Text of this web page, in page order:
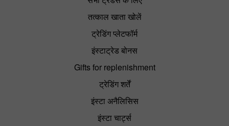
तत्काल खाता खोलें
ट्रेडिंग प्लेटफॉर्म
इंस्टाट्रेड बोनस
Gifts for replenishment
ट्रेडिंग शर्तें
इंस्टा अनैलिसिस
इंस्टा चार्ट्स